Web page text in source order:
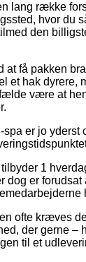
lang række
hvor du
den
at få pakken
et hak
være at
er jo
1
dog er
ofte kræves
der gerne
til et